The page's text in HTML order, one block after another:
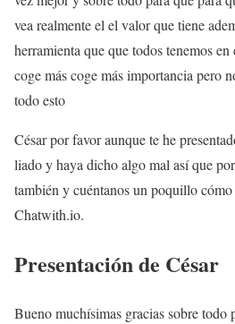
vea realmente el el valor que tiene
herramienta que que todos tenemos
coge más coge más importancia pero
todo esto
César por favor aunque te he
liado y haya dicho algo mal así que
también y cuéntanos un poquillo
Chatwith.io.
Presentación de César
Bueno muchísimas gracias sobre